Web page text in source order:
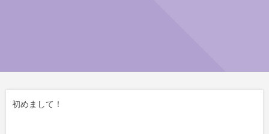
初めまして！